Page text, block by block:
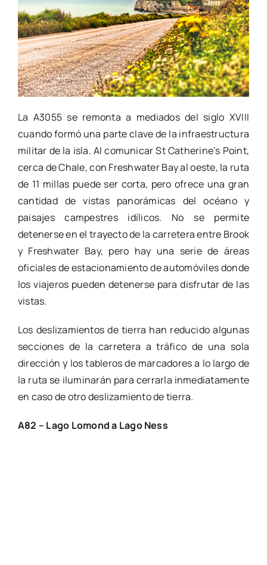
La A3055 se remonta a mediados del siglo XVIII
cuando formó una parte clave de la infraestructura
militar de la isla. Al comunicar St Catherine’s Point,
cerca de Chale, con Freshwater Bay al oeste, la ruta
de 11 millas puede ser corta, pero ofrece una gran
cantidad de vistas panorámicas del océano y
paisajes campestres idílicos. No se permite
detenerse en el trayecto de la carretera entre Brook
y Freshwater Bay, pero hay una serie de áreas
oficiales de estacionamiento de automóviles donde
los viajeros pueden detenerse para disfrutar de las
vistas.
Los deslizamientos de tierra han reducido algunas
secciones de la carretera a tráfico de una sola
dirección y los tableros de marcadores a lo largo de
la ruta se iluminarán para cerrarla inmediatamente
en caso de otro deslizamiento de tierra.
A82 – Lago Lomond a Lago Ness